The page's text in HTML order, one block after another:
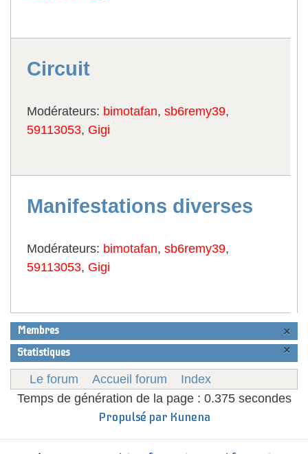
Circuit
Modérateurs: bimotafan,sb6remy39,
59113053, Gigi
Manifestations diverses
Modérateurs: bimotafan,sb6remy39,
59113053, Gigi
×
Membres
×
Statistiques
Le forum
Accueil forum
Index
Temps de génération de la page : 0.375 secondes
Propulsé par Kunena